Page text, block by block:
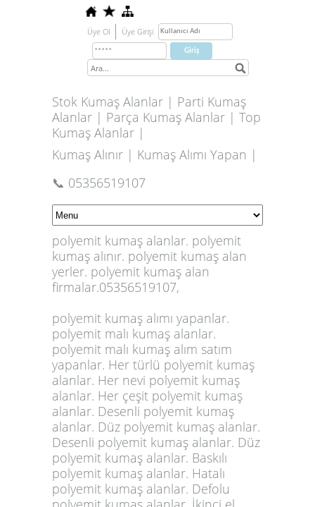
Üye Ol Üye Girişi
Stok Kumaş Alanlar | Parti Kumaş
Alanlar | Parça Kumaş Alanlar | Top
Kumaş Alanlar |
Kumaş Alınır | Kumaş Alımı Yapan |
📞 05356519107
polyemit kumaş alanlar. polyemit
kumaş alınır. polyemit kumaş alan
yerler. polyemit kumaş alan
firmalar.05356519107,
polyemit kumaş alımı yapanlar.
polyemit malı kumaş alanlar.
polyemit malı kumaş alım satım
yapanlar. Her türlü polyemit kumaş
alanlar. Her nevi polyemit kumaş
alanlar. Her çeşit polyemit kumaş
alanlar. Desenli polyemit kumaş
alanlar. Düz polyemit kumaş alanlar.
Desenli polyemit kumaş alanlar. Düz
polyemit kumaş alanlar. Baskılı
polyemit kumaş alanlar. Hatalı
polyemit kumaş alanlar. Defolu